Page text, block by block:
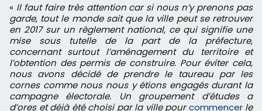
« Il faut faire très attention car si nous n’y prenons pas
garde, tout le monde sait que la ville peut se retrouver
en 2017 sur un règlement national, ce qui signifie une
mise sous tutelle de la part de la préfecture,
concernant surtout l’aménagement du territoire et
l’obtention des permis de construire. Pour éviter cela,
nous avons décidé de prendre le taureau par les
cornes comme nous nous y étions engagés durant la
campagne électorale. Un groupement d’études a
d’ores et déjà été choisi par la ville pourcommencerle